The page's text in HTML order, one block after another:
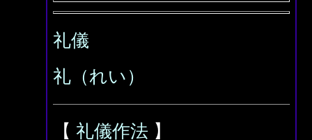
礼儀
礼（れい）
【 礼儀作法 】